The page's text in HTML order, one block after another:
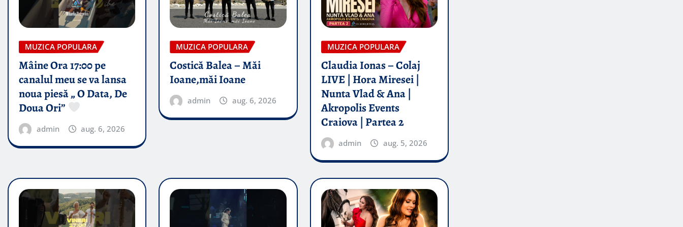
MUZICA POPULARA
Mâine Ora 17:00 pe
canalul meu se va lansa
noua piesă „ O Data, De
Doua Ori”
admin aug. 6, 2026
MUZICA POPULARA
Costică Balea – Măi
Ioane,măi Ioane
admin aug. 6, 2026
MUZICA POPULARA
Claudia Ionas – Colaj
LIVE | Hora Miresei |
Nunta Vlad & Ana |
Akropolis Events
Craiova | Partea 2
admin aug. 5, 2026